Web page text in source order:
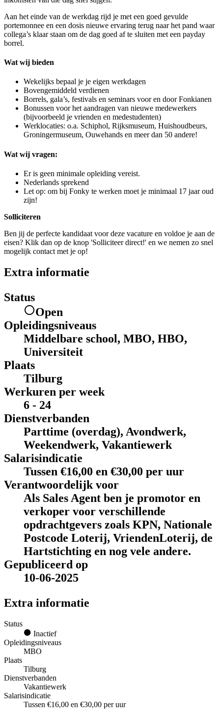
Aan het einde van de werkdag rijd je met een goed gevulde
portemonnee en een dosis nieuwe ervaring terug naar het pand waar
collega’s klaar staan om de dag goed af te sluiten met een payday
borrel.
Wat wij bieden
Wekelijks bepaal je je eigen werkdagen
Bovengemiddeld verdienen
Borrels, gala’s, festivals en seminars voor en door Fonkianen
Bonussen voor het aandragen van nieuwe medewerkers
(bijvoorbeeld je vrienden en medestudenten)
Werklocaties: o.a. Schiphol, Rijksmuseum, Huishoudbeurs,
Groningermuseum, Ouwehands en meer dan 50 andere!
Wat wij vragen:
Er is geen minimale opleiding vereist.
Nederlands sprekend
Let op: om bij Fonky te werken moet je minimaal 17 jaar oud
zijn!
Solliciteren
Ben jij de perfecte kandidaat voor deze vacature en voldoe je aan de
eisen? Klik dan op de knop 'Solliciteer direct!' en we nemen zo snel
mogelijk contact met je op!
Extra informatie
Status
Open
Opleidingsniveaus
Middelbare school, MBO, HBO,
Universiteit
Plaats
Tilburg
Werkuren per week
6 - 24
Dienstverbanden
Parttime (overdag), Avondwerk,
Weekendwerk, Vakantiewerk
Salarisindicatie
Tussen €16,00 en €30,00 per uur
Verantwoordelijk voor
Als Sales Agent ben je promotor en
verkoper voor verschillende
opdrachtgevers zoals KPN, Nationale
Postcode Loterij, VriendenLoterij, de
Hartstichting en nog vele andere.
Gepubliceerd op
10-06-2025
Extra informatie
Status
Inactief
Opleidingsniveaus
MBO
Plaats
Tilburg
Dienstverbanden
Vakantiewerk
Salarisindicatie
Tussen €16,00 en €30,00 per uur